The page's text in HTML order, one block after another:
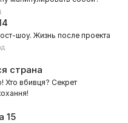
шоу. Жизнь после проекта
страна
Хто вбивця? Секрет
15